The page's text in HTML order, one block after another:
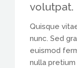
volutpat.
Quisque
nunc. Sed
euismod
nulla